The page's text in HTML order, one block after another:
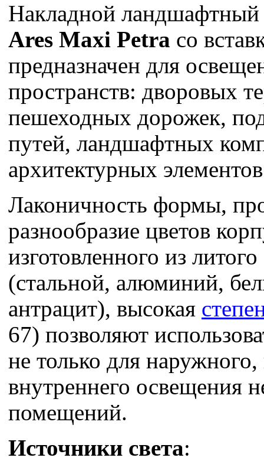
Накладной ландшафтный
Ares Maxi Petra со
предназначен для
пространств: дворовых
пешеходных дорожек,
путей, ландшафтных
архитектурных
Лаконичность формы,
разнообразие цветов
изготовленного из
(стальной, алюминий,
антрацит), высокая
67) позволяют
не только для
внутреннего освещения
помещений.
Источники света: